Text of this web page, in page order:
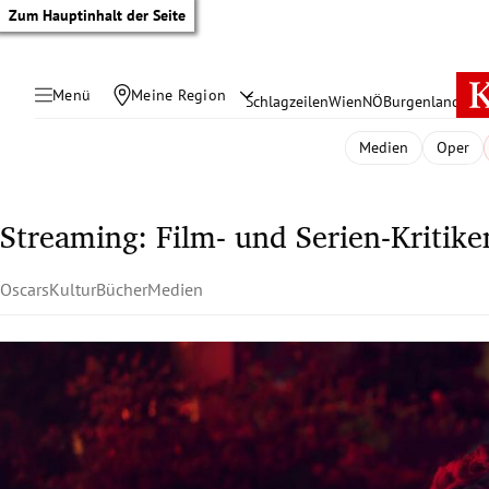
Zum Hauptinhalt der Seite
Menü Meine Region SchlagzeilenWienNÖBurgenland
Untermenü
Untermenü
Medien Oper
Streaming: Film- und Serien-
OscarsKulturBücherMedien